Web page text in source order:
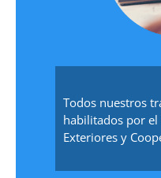
Todos nuestros
habilitados por
Exteriores y